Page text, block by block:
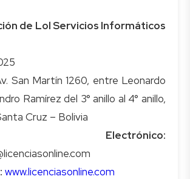
de Lol Servicios Informáticos
San Martín 1260, entre Leonardo
Ramírez del 3° anillo al 4° anillo,
Electrónico:
www.licenciasonline.com